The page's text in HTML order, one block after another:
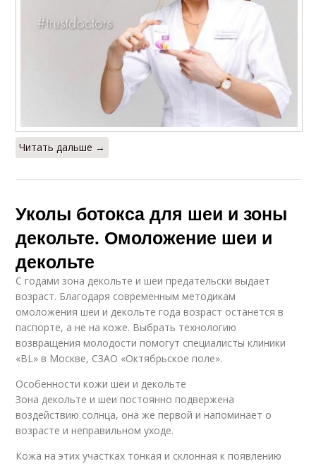
Читать дальше →
Уколы ботокса для шеи и зоны
декольте. Омоложение шеи и
декольте
С годами зона декольте и шеи предательски выдает
возраст. Благодаря современным методикам
омоложения шеи и декольте года возраст останется в
паспорте, а не на коже. Выбрать технологию
возвращения молодости помогут специалисты клиники
«BL» в Москве, СЗАО «Октябрьское поле».
Особенности кожи шеи и декольте
Зона декольте и шеи постоянно подвержена
воздействию солнца, она же первой и напоминает о
возрасте и неправильном уходе.
Кожа на этих участках тонкая и склонная к появлению